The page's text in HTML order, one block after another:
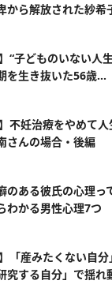
から解放された紗希
】“子どものいない
を生き抜いた56歳...
】不妊治療をやめて
さんの場合・後編
のある彼氏の心理っ
わかる男性心理7つ
】「産みたくない自
究する自分」で揺れ